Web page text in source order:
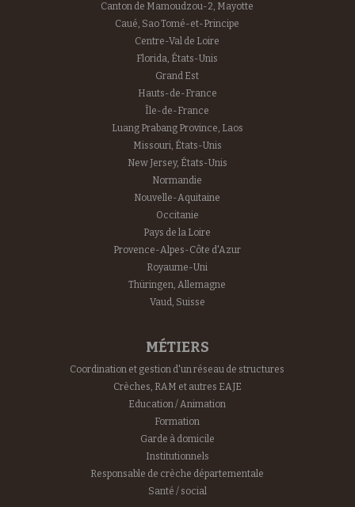
Canton de Mamoudzou-2, Mayotte
Caué, Sao Tomé-et-Principe
Centre-Val de Loire
Florida, États-Unis
Grand Est
Hauts-de-France
Île-de-France
Luang Prabang Province, Laos
Missouri, États-Unis
New Jersey, États-Unis
Normandie
Nouvelle-Aquitaine
Occitanie
Pays de la Loire
Provence-Alpes-Côte d'Azur
Royaume-Uni
Thüringen, Allemagne
Vaud, Suisse
MÉTIERS
Coordination et gestion d'un réseau de structures
Crèches, RAM et autres EAJE
Education / Animation
Formation
Garde à domicile
Institutionnels
Responsable de crèche départementale
Santé / social